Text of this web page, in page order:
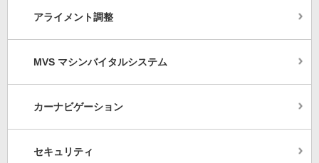
アライメント調整
MVS マシンバイタルシステム
カーナビゲーション
セキュリティ